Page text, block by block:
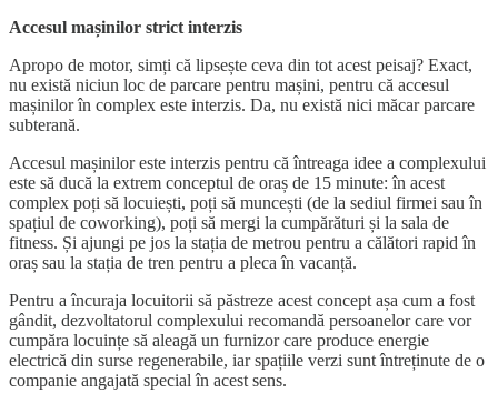
Accesul mașinilor strict interzis
Apropo de motor, simți că lipsește ceva din tot acest peisaj? Exact,
nu există niciun loc de parcare pentru mașini, pentru că accesul
mașinilor în complex este interzis. Da, nu există nici măcar parcare
subterană.
Accesul mașinilor este interzis pentru că întreaga idee a complexului
este să ducă la extrem conceptul de oraș de 15 minute: în acest
complex poți să locuiești, poți să muncești (de la sediul firmei sau în
spațiul de coworking), poți să mergi la cumpărături și la sala de
fitness. Și ajungi pe jos la stația de metrou pentru a călători rapid în
oraș sau la stația de tren pentru a pleca în vacanță.
Pentru a încuraja locuitorii să păstreze acest concept așa cum a fost
gândit, dezvoltatorul complexului recomandă persoanelor care vor
cumpăra locuințe să aleagă un furnizor care produce energie
electrică din surse regenerabile, iar spațiile verzi sunt întreținute de o
companie angajată special în acest sens.